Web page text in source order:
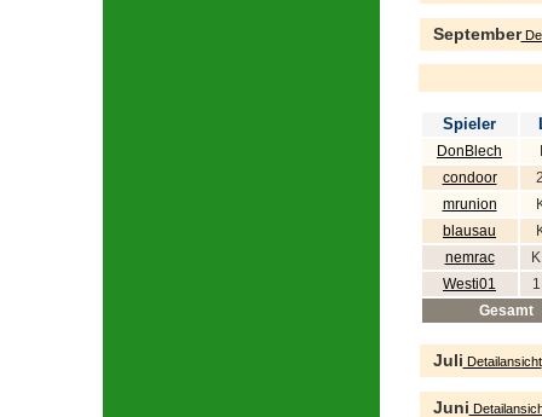
September
Spieler
DonBlech
condoor
mrunion
blausau
nemrac
Westi01
Gesamt
Juli Detailansicht
Juni